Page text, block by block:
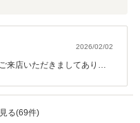
2026/02/02
来店いただきましてありが
ートさせていただきますの
る(69件)